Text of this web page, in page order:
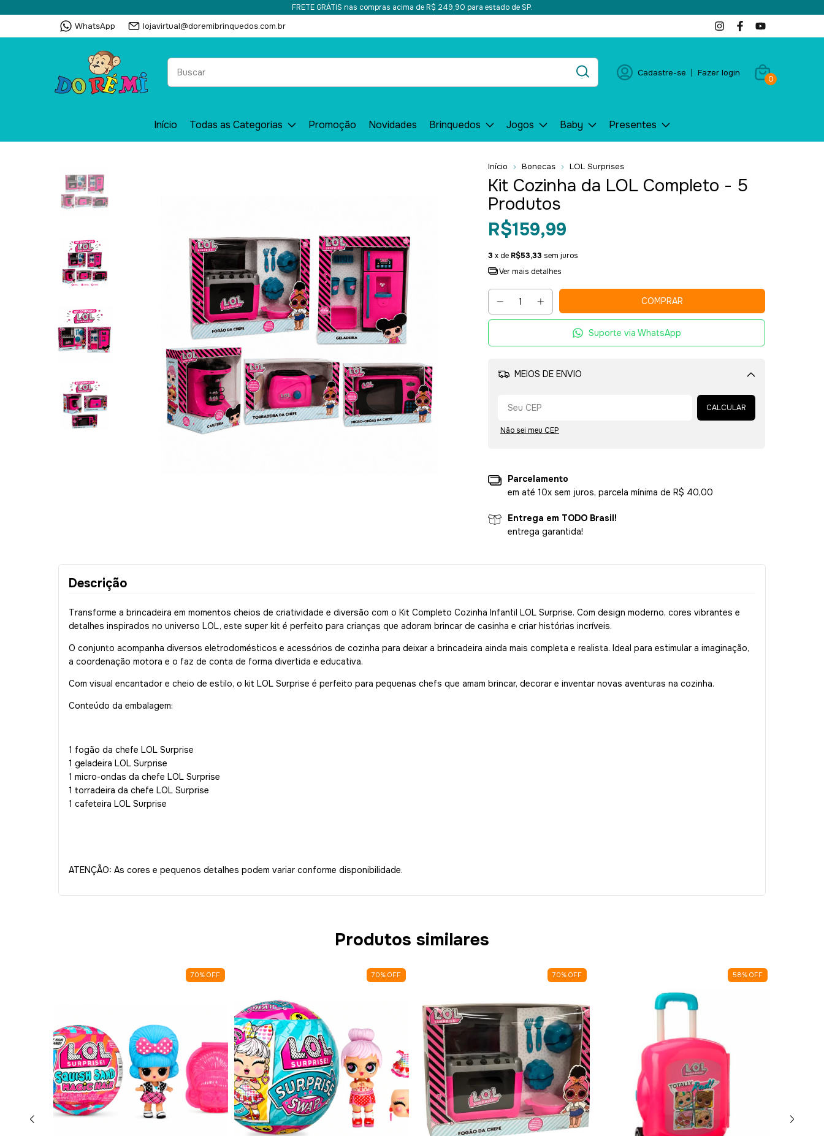
FRETE GRÁTIS nas compras acima de R$ 249,90 para estado de SP.
WhatsApp lojavirtual@doremibrinquedos.com.br
Cadastre-se | Fazer login
0
Início Todas as Categorias Promoção Novidades Brinquedos Jogos Baby Presentes
Início Bonecas LOL Surprises
Kit Cozinha da LOL Completo - 5
Produtos
R$159,99
3 x de R$53,33 sem juros
Ver mais detalhes
Suporte via WhatsApp
MEIOS DE ENVIO
Alterar CEP
CALCULAR
Não sei meu CEP
Parcelamento
em até 10x sem juros, parcela mínima de R$ 40,00
Entrega em TODO Brasil!
entrega garantida!
Descrição
Transforme a brincadeira em momentos cheios de criatividade e diversão com o Kit Completo Cozinha Infantil LOL Surprise. Com design moderno, cores vibrantes e
detalhes inspirados no universo LOL, este super kit é perfeito para crianças que adoram brincar de casinha e criar histórias incríveis.
O conjunto acompanha diversos eletrodomésticos e acessórios de cozinha para deixar a brincadeira ainda mais completa e realista. Ideal para estimular a imaginação,
a coordenação motora e o faz de conta de forma divertida e educativa.
Com visual encantador e cheio de estilo, o kit LOL Surprise é perfeito para pequenas chefs que amam brincar, decorar e inventar novas aventuras na cozinha.
Conteúdo da embalagem:
1 fogão da chefe LOL Surprise
1 geladeira LOL Surprise
1 micro-ondas da chefe LOL Surprise
1 torradeira da chefe LOL Surprise
1 cafeteira LOL Surprise
ATENÇÃO: As cores e pequenos detalhes podem variar conforme disponibilidade.
Produtos similares
70% OFF 70% OFF 70% OFF 58% OFF